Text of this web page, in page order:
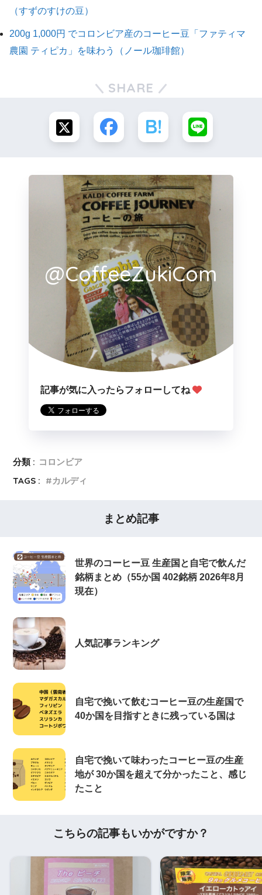
（すずのすけの豆）
200g 1,000円 でコロンビア産のコーヒー豆「ファティマ
農園 ティピカ」を味わう（ノール珈琲館）
SHARE
@CoffeeZukiCom
記事が気に入ったらフォローしてね
分類 : コロンビア
TAGS :
カルディ
まとめ記事
世界のコーヒー豆 生産国と自宅で飲んだ
銘柄まとめ（55か国 402銘柄 2026年8月
現在）
人気記事ランキング
自宅で挽いて飲むコーヒー豆の生産国で
40か国を目指すときに残っている国は
自宅で挽いて味わったコーヒー豆の生産
地が 30か国を超えて分かったこと、感じ
たこと
こちらの記事もいかがですか？